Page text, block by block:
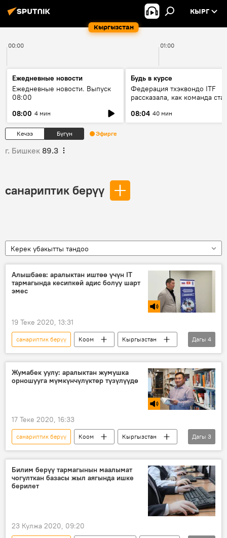
Кыргызстан
КЫРГ
00:00 01:00
Ежедневные новости
Ежедневные новости. Выпуск
08:00
08:00 4 мин
Будь в курсе
Федерация тхэквондо ITF
рассказала, как команда
08:04 40 мин
Кечээ Бүгүн Эфирге
г. Бишкек 89.3
санариптик берүү
Керек убакытты тандоо
Алышбаев: аралыктан иштөө үчүн IT
тармагында кесипкөй адис болуу шарт
эмес
19 Теке 2020, 13:31
санариптик берүү Коом
Кыргызстан
Радио
долбоорлор
окутуу
Экономика
Дагы 4
Жумабек уулу: аралыктан жумушка
орношууга мүмкүнчүлүктөр түзүлүүдө
17 Теке 2020, 16:33
санариптик берүү Коом
Кыргызстан
Радио
окутуу долбоорлор
Дагы 3
Билим берүү тармагынын маалымат
чогулткан базасы жыл аягында ишке
берилет
23 Кулжа 2020, 09:20